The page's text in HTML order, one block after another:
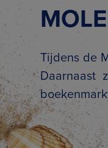
Tijdens de
Daarnaast